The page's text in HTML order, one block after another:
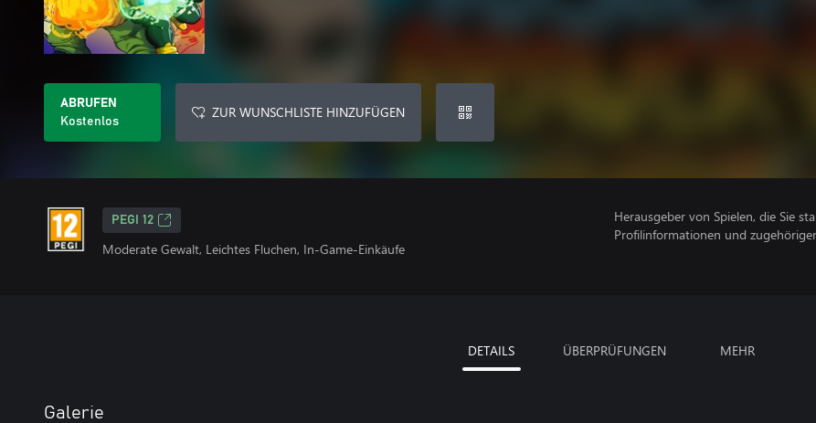
ABRUFEN
Kostenlos
ZUR WUNSCHLISTE HINZUFÜGEN
PEGI 12
Moderate Gewalt, Leichtes Fluchen, In-Game-Einkäufe
Herausgeber von Spielen, die Sie
Profilinformationen und
DETAILS ÜBERPRÜFUNGEN MEHR
Galerie